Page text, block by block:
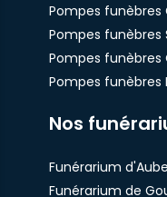
Pompes funèbres
Pompes funèbres
Pompes funèbres
Pompes funèbres
Nos
Funérarium
Funérarium de